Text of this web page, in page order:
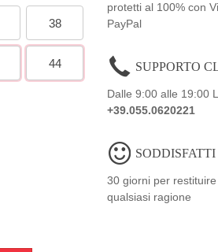
38
44
protetti al 100% con
PayPal
SUPPORTO
Dalle 9:00 alle 19:00
+39.055.0620221
30 giorni per
qualsiasi ragione